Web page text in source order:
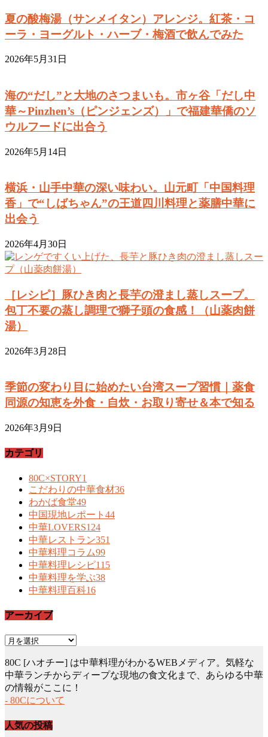
夏の酸梅湯（サンメイタン）アレンジ。紅茶・コ
ーラ・ヨーグルト・ハーブ・梅酒で飲んでみた
2026年5月31日
海の“だし”と大地のさつまいも。市ヶ谷「だし中
華～Pinzhen’s（ピンジェンズ）」で福建華僑のソ
ウルフードに出合う
2026年5月14日
横浜・山手中華の深い味わい。山元町「中国料理
香」で“しばちゃん”の王道四川料理と薬膳中華に
出会う
2026年4月30日
［レシピ］豚ひき肉と長芋の澄まし蒸しスープ。
包丁不要の蒸し調理で獅子頭の食感！（山薬肉餅
湯）
2026年3月28日
季節の変わり目に始めたい台湾スープ習慣｜薬食
同源の知恵を外食・自炊・お取り寄せ＆本で知る
2026年3月9日
カテゴリ
80C×STORY1
こだわりの中華食材36
わかば食堂49
中国現地レポート 44
中華LOVERS124
中華レストラン351
中華料理コラム99
中華料理レシピ115
中華料理を学ぶ38
中華料理百科16
アーカイブ
ア
カ
イ
ブ
80C [ハオチー] は中華料理がわかるWEBメディア。気軽な
中華ランチからディープな現地の食文化まで、あらゆる中華
の情報がここに！
- 80Cについて
人気の投稿